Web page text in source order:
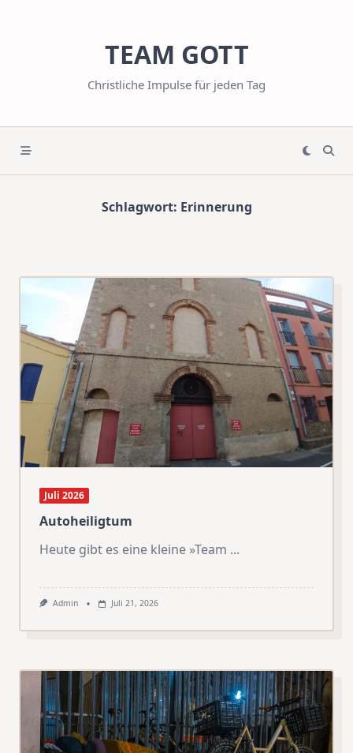
TEAM GOTT
Christliche Impulse für jeden Tag
Schlagwort: Erinnerung
Juli 2026
Autoheiligtum
Heute gibt es eine kleine »Team ...
Admin Juli 21, 2026